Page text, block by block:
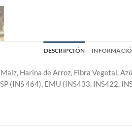
DESCRIPCIÓN
Harina de Arroz, Fibra Vegetal,
(INS 464), EMU (INS433, INS422,